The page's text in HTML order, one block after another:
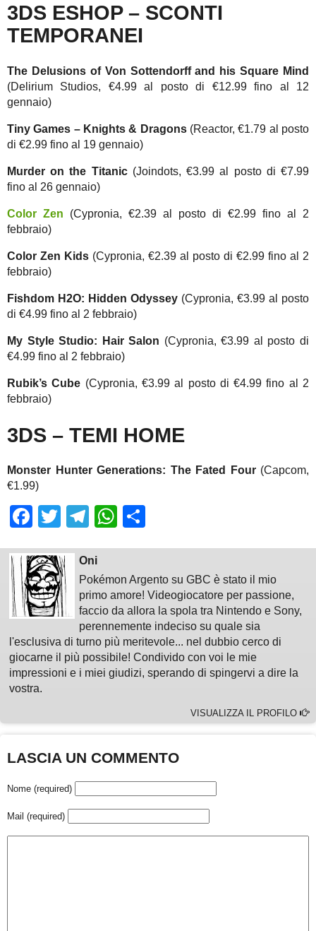
3DS ESHOP – SCONTI
TEMPORANEI
The Delusions of Von Sottendorff and his Square Mind
(Delirium Studios, €4.99 al posto di €12.99 fino al 12
gennaio)
Tiny Games – Knights & Dragons(Reactor, €1.79 al posto
di €2.99 fino al 19 gennaio)
Murder on the Titanic(Joindots, €3.99 al posto di €7.99
fino al 26 gennaio)
Color Zen (Cypronia, €2.39 al posto di €2.99 fino al 2
febbraio)
Color Zen Kids (Cypronia, €2.39 al posto di €2.99 fino al 2
febbraio)
Fishdom H2O: Hidden Odyssey (Cypronia, €3.99 al posto
di €4.99 fino al 2 febbraio)
My Style Studio: Hair Salon (Cypronia, €3.99 al posto di
€4.99 fino al 2 febbraio)
Rubik’s Cube (Cypronia, €3.99 al posto di €4.99 fino al 2
febbraio)
3DS – TEMI HOME
Monster Hunter Generations: The Fated Four(Capcom,
€1.99)
Facebook
TwitterTelegram
WhatsApp
Oni
Pokémon Argento su GBC è stato il mio
primo amore! Videogiocatore per passione,
faccio da allora la spola tra Nintendo e Sony,
perennemente indeciso su quale sia
l'esclusiva di turno più meritevole... nel dubbio cerco di
giocarne il più possibile! Condivido con voi le mie
impressioni e i miei giudizi, sperando di spingervi a dire la
vostra.
VISUALIZZA IL PROFILO
LASCIA UN COMMENTO
Nome (required)
Mail (required)